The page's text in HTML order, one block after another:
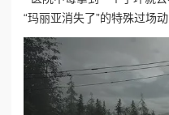
“玛丽亚消失了”的特殊过场动